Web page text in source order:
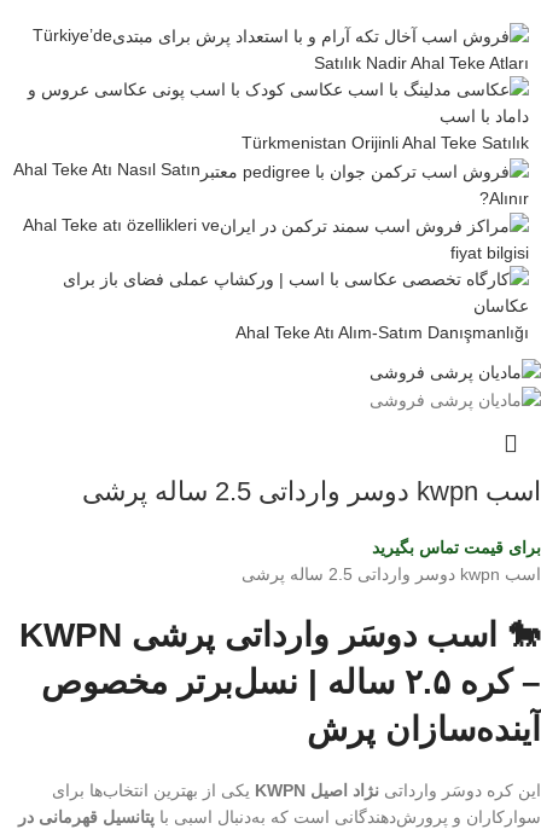
Türkiye’de
Satılık Nadir Ahal Teke Atları
Türkmenistan Orijinli Ahal Teke Satılık
Ahal Teke Atı Nasıl Satın
Alınır?
Ahal Teke atı özellikleri ve
fiyat bilgisi
Ahal Teke Atı Alım-Satım Danışmanlığı
اسب kwpn دوسر وارداتی 2.5 ساله پرشی
برای قیمت تماس بگیرید
اسب kwpn دوسر وارداتی 2.5 ساله پرشی
🐎 اسب دوسَر وارداتی پرشی KWPN
– کره ۲.۵ ساله | نسل‌برتر مخصوص
آینده‌سازان پرش
این کره دوسَر وارداتی نژاد اصیل KWPN
یکی از بهترین انتخاب‌ها برای
سوارکاران و پرورش‌دهندگانی است که به‌دنبال اسبی با پتانسیل قهرمانی در